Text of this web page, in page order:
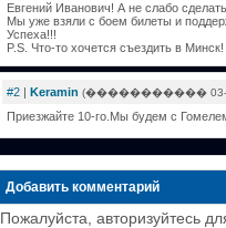
Евгений Иванович! А не слабо
Мы уже взяли с боем билеты и
Успеха!!!
P.S. Что-то хочется съездить в Минск!
#2| Keramin (����������� 03-05-
Приезжайте 10-го.Мы будем с
Добавить комментарий
Пожалуйста, авторизуйтесь